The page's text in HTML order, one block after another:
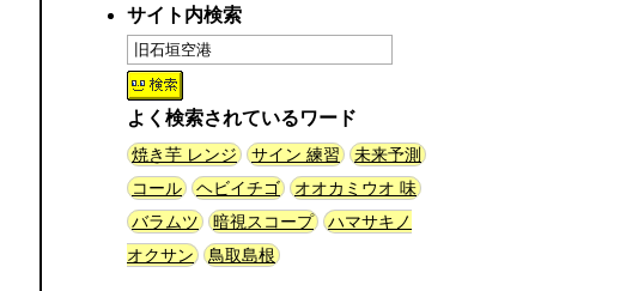
【大調査】現代人は普通に生活し
ていると一日に何曲聞くことにな
るのか？
ベランダに咲いた小さな花
（2026.8.4 朝エッセイ/西村まさ
ゆき）(西村まさゆき) (08.04
10:00)
SDカードのケチャップ和え / う
サイト内検索
よく検索されているワード
焼き芋 レンジ サイン 練習
未来予測
コール
ヘビイチゴ
オオカミウオ 味
バラムツ
暗視スコープ
ハマサキノ
オクサン
鳥取島根